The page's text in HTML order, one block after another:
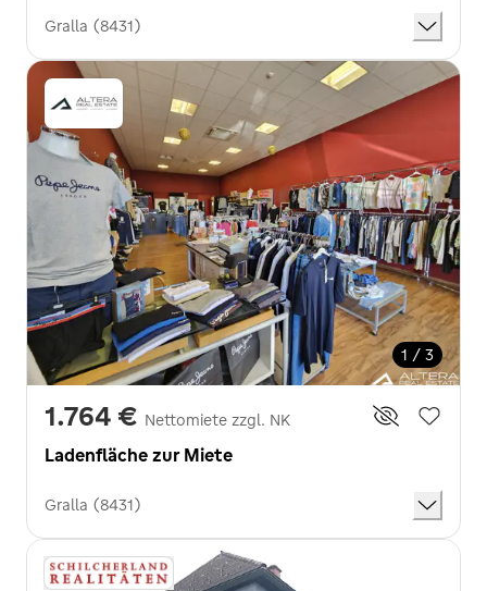
Gralla (8431)
1 / 3
1.764 € Nettomiete zzgl. NK
Ladenfläche zur Miete
Gralla (8431)